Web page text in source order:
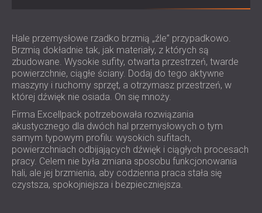
IZOLACJA AKUSTYCZNA I PANELE
KLUBÓW
IZOLACJA AKUSTYCZNA I ROZWIĄZANIA
AKUSTYCZNE DLA HOTELI
IZOLACJA AKUSTYCZNA I PANELE
AKUSTYCZNE DO HAL I TEATRÓW
ROZWIĄZANIA DŹWIĘKOSZCZELNE I
AKUSTYCZNE DLA POWIERZCHNI
HANDLOWYCH
WYCISZANIE I AKUSTYKA W OBIEKTACH
EDUKACYJNYCH
PANELE DŹWIĘKOCHŁONNE I
РОССИЯ (RU)
USA (US)
SOUTH AFRICA (ZA)
Hale przemysłowe rzadko brzmią „źle” przypadkowo.
Brzmią dokładnie tak, jak materiały, z których są
zbudowane. Wysokie sufity, otwarta przestrzeń, twarde
powierzchnie, ciągłe ściany. Dodaj do tego aktywne
maszyny i ruchomy sprzęt, a otrzymasz przestrzeń, w
której dźwięk nie osiada. On się mnoży.
Firma Excellpack potrzebowała rozwiązania
akustycznego dla dwóch hal przemysłowych o tym
samym typowym profilu: wysokich sufitach,
powierzchniach odbijających dźwięk i ciągłych procesach
pracy. Celem nie była zmiana sposobu funkcjonowania
hali, ale jej brzmienia, aby codzienna praca stała się
czystsza, spokojniejsza i bezpieczniejsza.